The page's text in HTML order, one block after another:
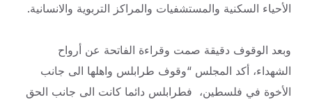
الأحياء السكنية والمستشفيات والمراكز التربوية والانسانية.
وبعد الوقوف دقيقة صمت وقراءة الفاتحة عن أرواح
الشهداء، أكد المجلس “وقوف طرابلس واهلها الى جانب
الأخوة في فلسطين، فطرابلس دائما كانت الى جانب الحق